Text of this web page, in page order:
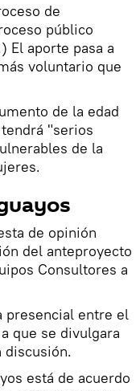
de
público
El aporte pasa a
voluntario que
de la edad
"serios
de la
de opinión
del anteproyecto
Consultores a
presencial entre el
que se divulgara
discusión.
está de acuerdo